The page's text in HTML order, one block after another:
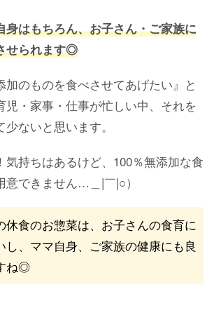
身はもちろん、お子さん・ご家族に
せられます◎
加のものを食べさせてあげたい』と
児・家事・仕事が忙しい中、それを
ないと思います。
気持ちはあるけど、100％無添加な食
意できません…＿|￣|○）
休食のお惣菜は、お子さんの食育に
し、ママ自身、ご家族の健康にも良
ね◎